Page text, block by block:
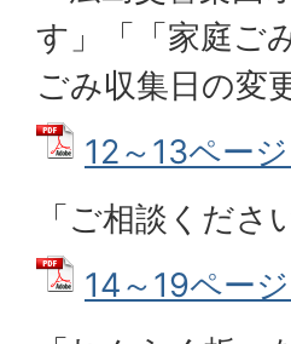
す」「「家庭ご
ごみ収集日の変
12～13ペー
「ご相談くだ
14～19ペー